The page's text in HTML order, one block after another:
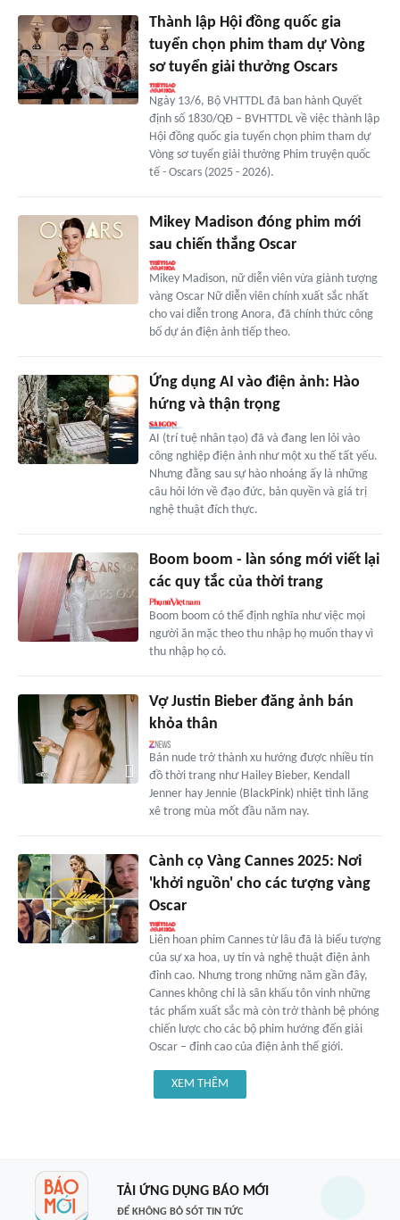
Thành lập Hội đồng quốc gia
tuyển chọn phim tham dự Vòng
sơ tuyển giải thưởng Oscars
Ngày 13/6, Bộ VHTTDL đã ban hành Quyết
định số 1830/QĐ – BVHTTDL về việc thành lập
Hội đồng quốc gia tuyển chọn phim tham dự
Vòng sơ tuyển giải thưởng Phim truyện quốc
tế - Oscars (2025 - 2026).
Mikey Madison đóng phim mới
sau chiến thắng Oscar
Mikey Madison, nữ diễn viên vừa giành tượng
vàng Oscar Nữ diễn viên chính xuất sắc nhất
cho vai diễn trong Anora, đã chính thức công
bố dự án điện ảnh tiếp theo.
Ứng dụng AI vào điện ảnh: Hào
hứng và thận trọng
AI (trí tuệ nhân tạo) đã và đang len lỏi vào
công nghiệp điện ảnh như một xu thế tất yếu.
Nhưng đằng sau sự hào nhoáng ấy là những
câu hỏi lớn về đạo đức, bản quyền và giá trị
nghệ thuật đích thực.
Boom boom - làn sóng mới viết lại
các quy tắc của thời trang
Boom boom có thể định nghĩa như việc mọi
người ăn mặc theo thu nhập họ muốn thay vì
thu nhập họ có.
Vợ Justin Bieber đăng ảnh bán
khỏa thân
Bán nude trở thành xu hướng được nhiều tín
đồ thời trang như Hailey Bieber, Kendall
Jenner hay Jennie (BlackPink) nhiệt tình lăng
xê trong mùa mốt đầu năm nay.
Cành cọ Vàng Cannes 2025: Nơi
'khởi nguồn' cho các tượng vàng
Oscar
Liên hoan phim Cannes từ lâu đã là biểu tượng
của sự xa hoa, uy tín và nghệ thuật điện ảnh
đỉnh cao. Nhưng trong những năm gần đây,
Cannes không chỉ là sân khấu tôn vinh những
tác phẩm xuất sắc mà còn trở thành bệ phóng
chiến lược cho các bộ phim hướng đến giải
Oscar – đỉnh cao của điện ảnh thế giới.
XEM THÊM
TẢI ỨNG DỤNG BÁO MỚI
ĐỂ KHÔNG BỎ SÓT TIN TỨC